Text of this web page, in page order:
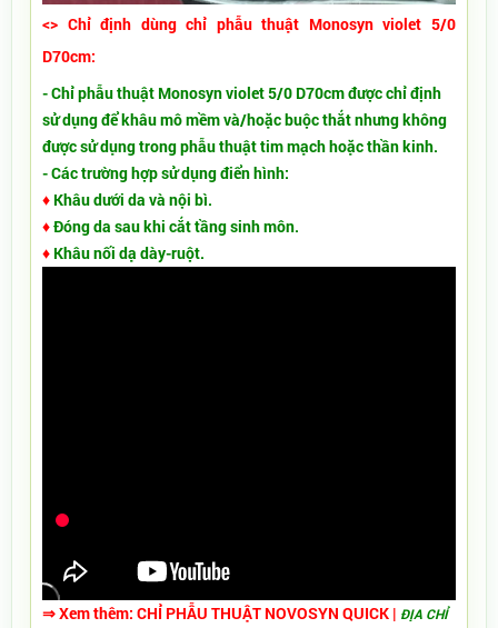
<> Chỉ định dùng chỉ phẫu thuật Monosyn violet 5/0
D70cm:
- Chỉ phẫu thuật Monosyn violet 5/0 D70cmđược chỉ định
sử dụng để khâu mô mềm và/hoặc buộc thắt nhưng không
được sử dụng trong phẫu thuật tim mạch hoặc thần kinh.
- Các trường hợp sử dụng điển hình:
♦ Khâu dưới da và nội bì.
♦Đóng da sau khi cắt tầng sinh môn.
♦ Khâu nối dạ dày-ruột.
⇒ Xem thêm: CHỈ PHẪU THUẬT NOVOSYN QUICK | ĐỊA CHỈ